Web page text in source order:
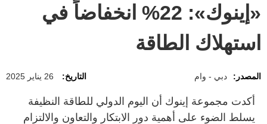
«إينوك»: 22% انخفاضاً في
استهلاك الطاقة
المصدر: دبي - وام التاريخ: 26 يناير 2025
أكدت مجموعة إينوك أن اليوم الدولي للطاقة النظيفة
يسلط الضوء على أهمية دور الابتكار والتعاون والالتزام